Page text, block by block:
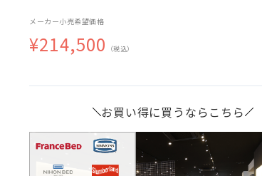
メーカー小売希望価格
¥214,500 （税込）
お買い得に買うならこちら